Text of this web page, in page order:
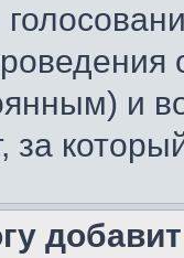
и
за